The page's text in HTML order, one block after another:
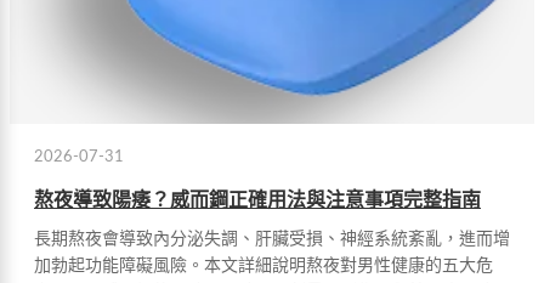
2026-07-31
熬夜導致陽痿？威而鋼正確用法與注意事項完整指南
長期熬夜會導致內分泌失調、肝臟受損、神經系統紊亂，進而增
加勃起功能障礙風險。本文詳細說明熬夜對男性健康的五大危